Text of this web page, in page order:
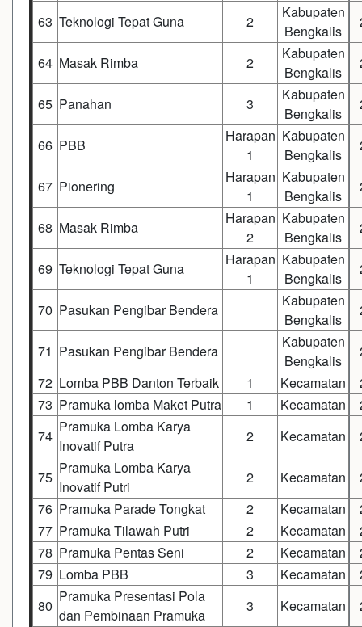
63 Teknologi Tepat Guna 2
Kabupaten
Bengkalis
64 Masak Rimba 2
Kabupaten
Bengkalis
65 Panahan 3
Kabupaten
Bengkalis
66 PBB
Harapan
1
Kabupaten
Bengkalis
67 Pionering
Harapan
1
Kabupaten
Bengkalis
68 Masak Rimba
Harapan
2
Kabupaten
Bengkalis
69 Teknologi Tepat Guna
Harapan
1
Kabupaten
Bengkalis
70 Pasukan Pengibar Bendera
Kabupaten
Bengkalis
71 Pasukan Pengibar Bendera
Kabupaten
Bengkalis
72 Lomba PBB Danton Terbaik 1 Kecamatan
73 Pramuka lomba Maket Putra 1 Kecamatan
74
Pramuka Lomba Karya
Inovatif Putra
2 Kecamatan
75
Pramuka Lomba Karya
Inovatif Putri
2 Kecamatan
76 Pramuka Parade Tongkat 2 Kecamatan
77 Pramuka Tilawah Putri 2 Kecamatan
78 Pramuka Pentas Seni 2 Kecamatan
79 Lomba PBB 3 Kecamatan
80
Pramuka Presentasi Pola
dan Pembinaan Pramuka
3 Kecamatan